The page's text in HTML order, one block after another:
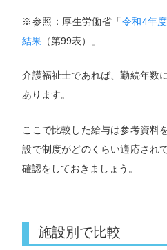
※参照：厚生労働省「令和4年
結果 （第99表）」
介護福祉士であれば、勤続年数
あります。
ここで比較した給与は参考資料
設で制度がどのくらい適応され
確認をしておきましょう。
施設別で比較